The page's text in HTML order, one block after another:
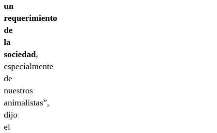
un
requerimiento
de
la
sociedad,
especialmente
de
nuestros
animalistas”,
dijo
el